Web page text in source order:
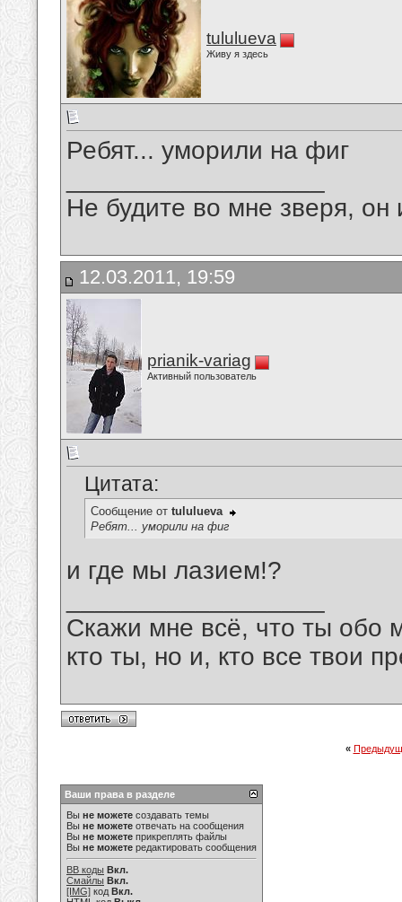
tululueva
Живу я здесь
Ребят... уморили на фиг
Не будите во мне зверя, он
12.03.2011, 19:59
prianik-variag
Активный пользователь
Цитата:
Сообщение от tululueva
Ребят... уморили на фиг
и где мы лазием!?
Скажи мне всё, что ты обо
кто ты, но и, кто все твои
«
Ваши права в разделе
Вы не можете создавать темы
Вы не можете отвечать на сообщения
Вы не можете прикреплять файлы
Вы не можете редактировать сообщения
BB коды Вкл.
Смайлы Вкл.
[IMG] код Вкл.